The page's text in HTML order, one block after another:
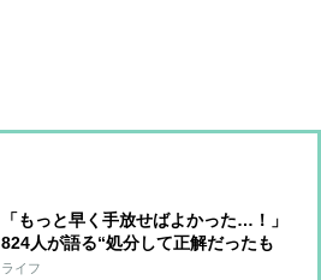
「もっと早く手放せばよかった…！」
824人が語る“処分して正解だったも
の”
ライフ